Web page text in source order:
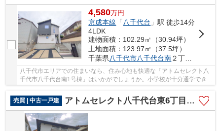
4,580万円
京成本線 「 八千代台 」駅 徒歩14分
4LDK
建物面積：102.29㎡（30.94坪）
土地面積：123.97㎡（37.5坪）
千葉県八千代市八千代台南２丁目19-2
八千代市エリアでの住まいなら、住み心地も快適な「アトムセレクト八
千代市八千代台南1号棟」はいかがでしょうか。小学校が十分通学できる
範囲にあります。八千代市立八千代台東小学校...
売買 | 中古一戸建
アトムセレクト八千代台東6丁目中古戸建て